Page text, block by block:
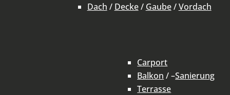
Dach / Decke/ Gaube/Vordach
Carport
Balkon / –Sanierung
Terrasse